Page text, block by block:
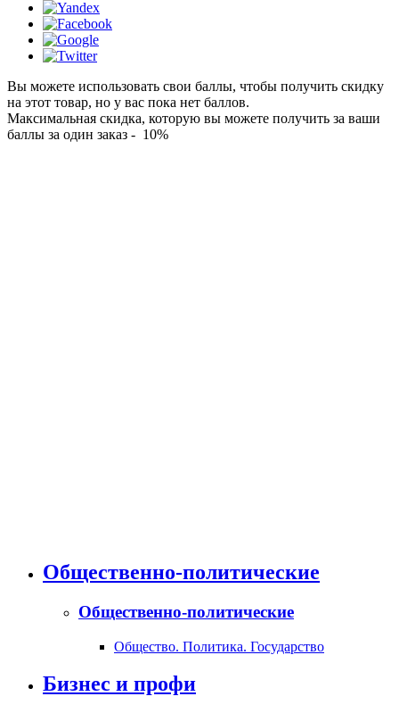
Вы можете использовать свои баллы, чтобы получить скидку
на этот товар, но у вас пока нет баллов.
Максимальная скидка, которую вы можете получить за ваши
баллы за один заказ - 10%
Общественно-политические
Общественно-политические
Общество. Политика. Государство
Бизнес и профи